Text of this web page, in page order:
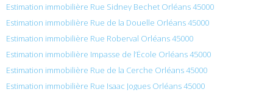
Estimation immobilière Rue Sidney Bechet Orléans 45000
Estimation immobilière Rue de la Douelle Orléans 45000
Estimation immobilière Rue Roberval Orléans 45000
Estimation immobilière Impasse de l’École Orléans 45000
Estimation immobilière Rue de la Cerche Orléans 45000
Estimation immobilière Rue Isaac Jogues Orléans 45000